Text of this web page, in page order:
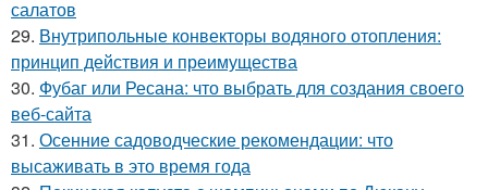
салатов
29. Внутрипольные конвекторы водяного отопления:
принцип действия и преимущества
30. Фубаг или Ресана: что выбрать для создания своего
веб-сайта
31. Осенние садоводческие рекомендации: что
высаживать в это время года